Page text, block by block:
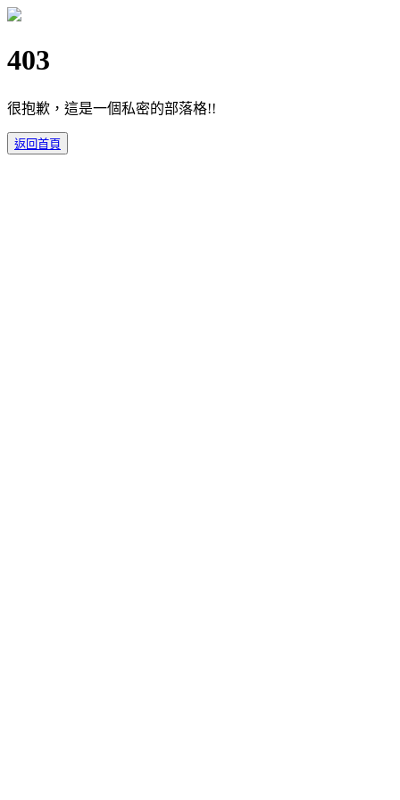
403
很抱歉，這是一個私密的部落格!!
返回首頁